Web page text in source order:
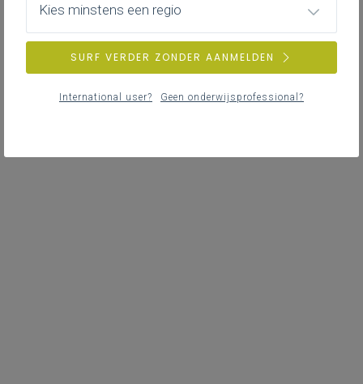
Kies minstens een regio
SURF VERDER ZONDER AANMELDEN
International user? Geen onderwijsprofessional?